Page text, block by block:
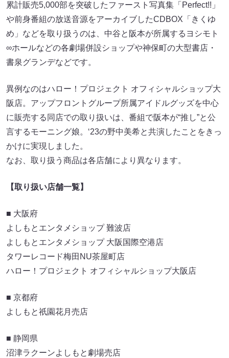
累計販売5,000部を突破したファースト写真集「Perfect!!」
や前身番組の放送音源をアーカイブしたCDBOX「きくゆ
め」などを取り扱うのは、中谷と阪本が所属するヨシモト
∞ホールなどの各劇場併設ショップや神保町の大型書店・
書泉グランデなどです。
異例なのはハロー！プロジェクト オフィシャルショップ大
阪店。アップフロントグループ所属アイドルグッズを中心
に販売する同店での取り扱いは、番組で阪本が“推し”と公
言するモーニング娘。‘23の野中美希と共演したことをきっ
かけに実現しました。
なお、取り扱う商品は各店舗により異なります。
【取り扱い店舗一覧】
■ 大阪府
よしもとエンタメショップ 難波店
よしもとエンタメショップ 大阪国際空港店
タワーレコード梅田NU茶屋町店
ハロー！プロジェクト オフィシャルショップ大阪店
■ 京都府
よしもと祇園花月売店
■ 静岡県
沼津ラクーンよしもと劇場売店